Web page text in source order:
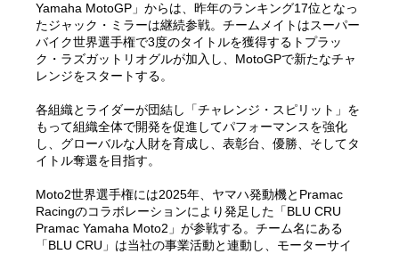
Yamaha MotoGP」からは、昨年のランキング17位となっ
たジャック・ミラーは継続参戦。チームメイトはスーパー
バイク世界選手権で3度のタイトルを獲得するトプラッ
ク・ラズガットリオグルが加入し、MotoGPで新たなチャ
レンジをスタートする。
各組織とライダーが団結し「チャレンジ・スピリット」を
もって組織全体で開発を促進してパフォーマンスを強化
し、グローバルな人財を育成し、表彰台、優勝、そしてタ
イトル奪還を目指す。
Moto2世界選手権には2025年、ヤマハ発動機とPramac
Racingのコラボレーションにより発足した「BLU CRU
Pramac Yamaha Moto2」が参戦する。チーム名にある
「BLU CRU」は当社の事業活動と連動し、モーターサイ